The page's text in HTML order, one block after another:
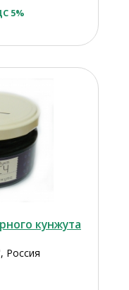
5%
кунжута
Россия